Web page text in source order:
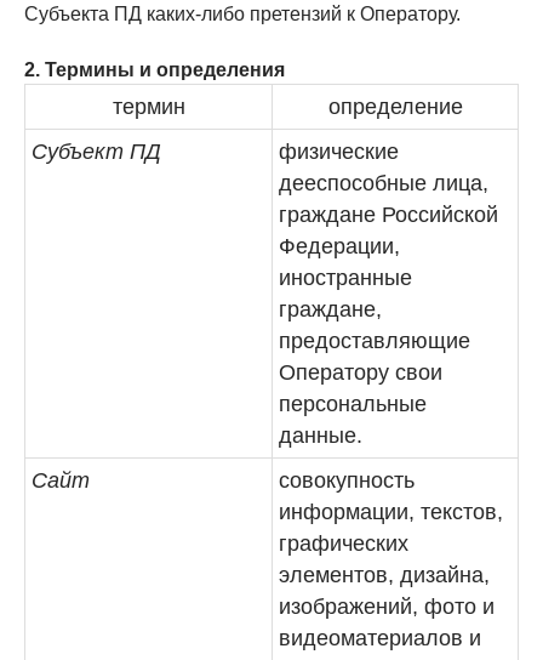
Субъекта ПД каких-либо претензий к Оператору.
2. Термины и определения
термин
определение
Субъект ПД
физические
дееспособные лица,
граждане Российской
Федерации,
иностранные
граждане,
предоставляющие
Оператору свои
персональные
данные.
Сайт
совокупность
информации, текстов,
графических
элементов, дизайна,
изображений, фото и
видеоматериалов и